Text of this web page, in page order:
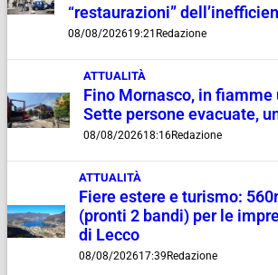
“restaurazioni”
08/08/202619:21 Redazione
ATTUALITÀ
Fino Mornasco, in
Sette persone evacuate,
08/08/202618:16Redazione
ATTUALITÀ
Fiere estere e turismo:
(pronti 2 bandi) per le
di Lecco
08/08/202617:39 Redazione